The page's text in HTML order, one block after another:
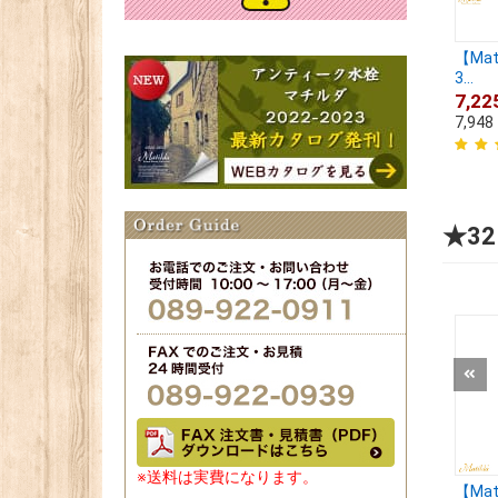
※送料は実費になります。
【
3...
7,948
★32
【